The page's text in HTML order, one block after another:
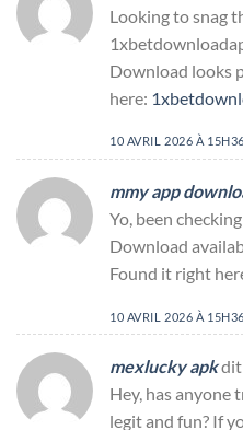
Looking to snag
Download looks
here:
10 AVRIL 2026 À 15H36
mmy app
Yo, been
Download
Found it right
10 AVRIL 2026 À 15H36
mexlucky apk
Hey, has anyone
legit and fun? If